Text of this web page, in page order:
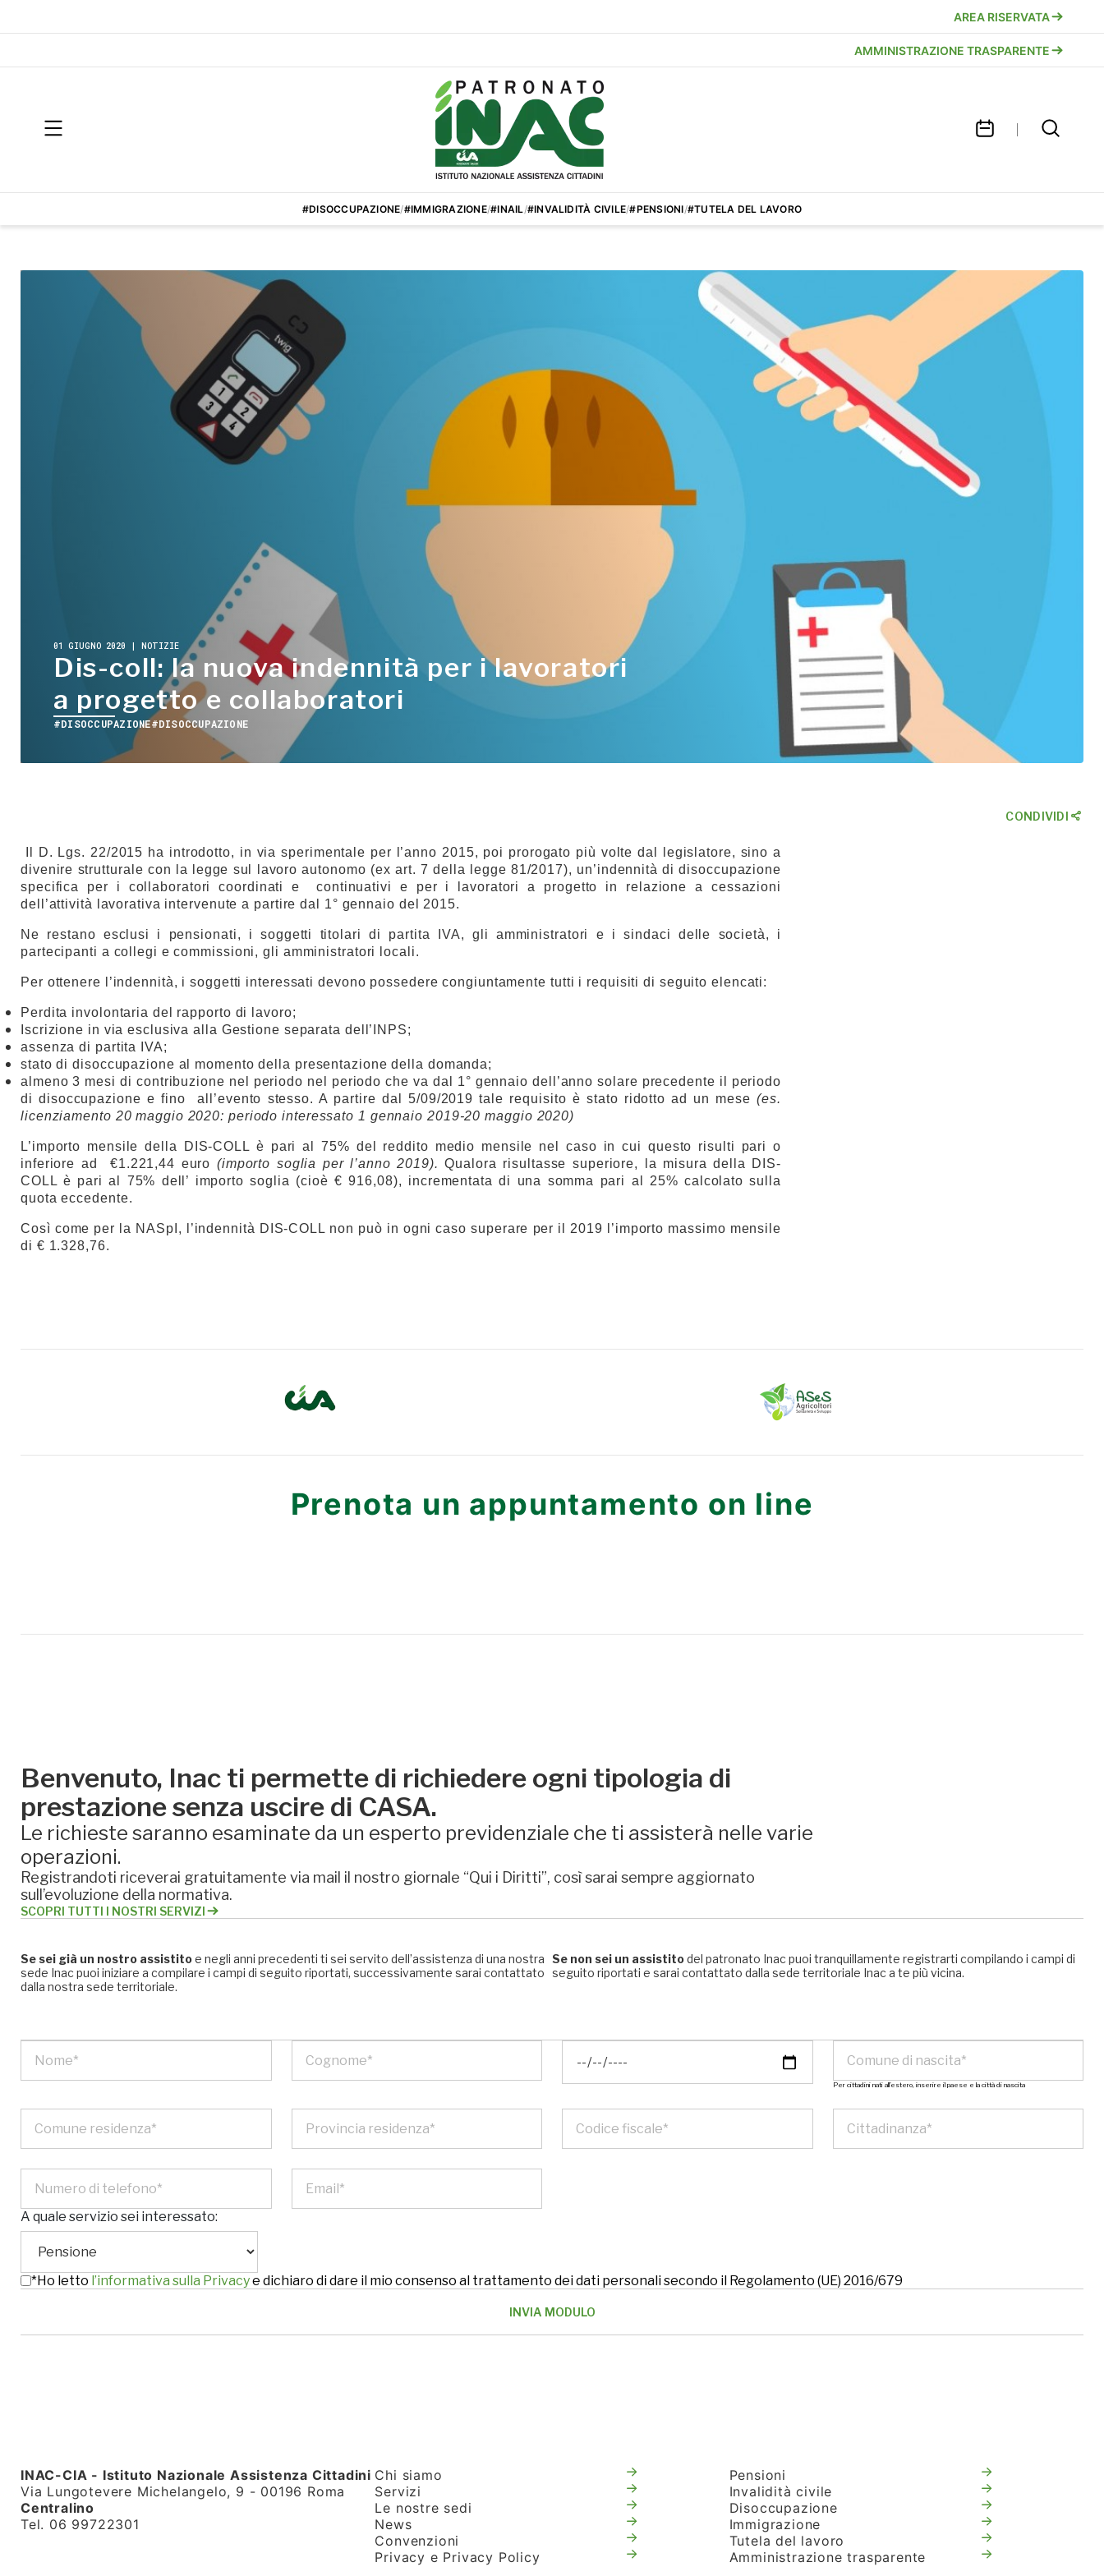
AREA RISERVATA
AMMINISTRAZIONE TRASPARENTE
#DISOCCUPAZIONE/#IMMIGRAZIONE/#INAIL/#INVALIDITÀ CIVILE/#PENSIONI/#TUTELA DEL LAVORO
01 GIUGNO 2020 | NOTIZIE
Dis-coll: la nuova indennità per i lavoratori
a progetto e collaboratori
#DISOCCUPAZIONE#DISOCCUPAZIONE
CONDIVIDI
Il D. Lgs. 22/2015 ha introdotto, in via sperimentale per l’anno 2015, poi prorogato più volte dal legislatore, sino a
divenire strutturale con la legge sul lavoro autonomo (ex art. 7 della legge 81/2017), un’indennità di disoccupazione
specifica per i collaboratori coordinati e continuativi e per i lavoratori a progetto in relazione a cessazioni
dell’attività lavorativa intervenute a partire dal 1° gennaio del 2015.
Ne restano esclusi i pensionati, i soggetti titolari di partita IVA, gli amministratori e i sindaci delle società, i
partecipanti a collegi e commissioni, gli amministratori locali.
Per ottenere l’indennità, i soggetti interessati devono possedere congiuntamente tutti i requisiti di seguito elencati:
Perdita involontaria del rapporto di lavoro;
Iscrizione in via esclusiva alla Gestione separata dell’INPS;
assenza di partita IVA;
stato di disoccupazione al momento della presentazione della domanda;
almeno 3 mesi di contribuzione nel periodo nel periodo che va dal 1° gennaio dell’anno solare precedente il periodo
di disoccupazione e fino all’evento stesso. A partire dal 5/09/2019 tale requisito è stato ridotto ad un mese(es.
licenziamento 20 maggio 2020: periodo interessato 1 gennaio 2019-20 maggio 2020)
L’importo mensile della DIS-COLL è pari al
75% del reddito medio mensile nel caso in cui questo risulti pari o
inferiore ad €1.221,44 euro (importo soglia per l’anno 2019).Qualora risultasse superiore, la misura della DIS-
COLL è pari al 75% dell’ importo soglia (cioè € 916,08), incrementata di una somma pari al 25% calcolato sulla
quota eccedente.
Così come per la NASpI, l’indennità DIS-COLL non può in ogni caso superare per il 2019 l’importo massimo mensile
di € 1.328,76.
Prenota un appuntamento on line
Benvenuto, Inac ti permette di richiedere ogni tipologia di
prestazione senza uscire di CASA.
Le richieste saranno esaminate da un esperto previdenziale che ti assisterà nelle varie
operazioni.
Registrandoti riceverai gratuitamente via mail il nostro giornale “Qui i Diritti”, così sarai sempre aggiornato
sull’evoluzione della normativa.
SCOPRI TUTTI I NOSTRI SERVIZI
Se sei già un nostro assistitoe negli anni precedenti ti sei servito dell’assistenza di una nostra
sede Inac puoi iniziare a compilare i campi di seguito riportati, successivamente sarai contattato
dalla nostra sede territoriale.
Se non sei un assistitodel patronato Inac puoi tranquillamente registrarti compilando i campi di
seguito riportati e sarai contattato dalla sede territoriale Inac a te più vicina.
Per cittadini nati all’estero, inserire il paese e la città di nascita
A quale servizio sei interessato:
*Ho letto l’informativa sulla Privacye dichiaro di dare il mio consenso al trattamento dei dati personali secondo il Regolamento (UE) 2016/679
INAC-CIA - Istituto Nazionale Assistenza Cittadini
Via Lungotevere Michelangelo, 9 - 00196 Roma
Centralino
Tel. 06 99722301
Chi siamo
Servizi
Le nostre sedi
News
Convenzioni
Privacy e Privacy Policy
Pensioni
Invalidità civile
Disoccupazione
Immigrazione
Tutela del lavoro
Amministrazione trasparente